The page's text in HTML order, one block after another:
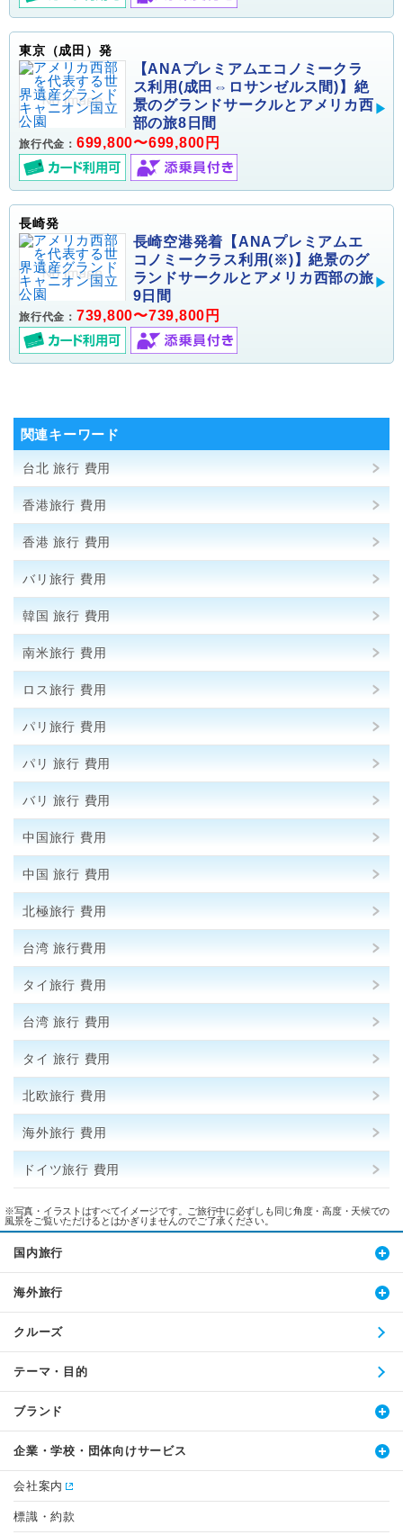
東京（成田）発
【ANAプレミアムエコノミークラ
ス利用(成田⇔ロサンゼルス間)】絶
景のグランドサークルとアメリカ西
部の旅8日間
旅行代金： 699,800〜699,800円
長崎発
長崎空港発着【ANAプレミアムエ
コノミークラス利用(※)】絶景のグ
ランドサークルとアメリカ西部の旅
9日間
旅行代金： 739,800〜739,800円
関連キーワード
台北 旅行 費用
香港旅行 費用
香港 旅行 費用
バリ旅行 費用
韓国 旅行 費用
南米旅行 費用
ロス旅行 費用
パリ旅行 費用
パリ 旅行 費用
バリ 旅行 費用
中国旅行 費用
中国 旅行 費用
北極旅行 費用
台湾 旅行費用
タイ旅行 費用
台湾 旅行 費用
タイ 旅行 費用
北欧旅行 費用
海外旅行 費用
ドイツ旅行 費用
※写真・イラストはすべてイメージです。ご旅行中に必ずしも同じ角度・高度・天候での
風景をご覧いただけるとはかぎりませんのでご了承ください。
国内旅行
海外旅行
クルーズ
テーマ・目的
ブランド
企業・学校・団体向けサービス
会社案内
標識・約款